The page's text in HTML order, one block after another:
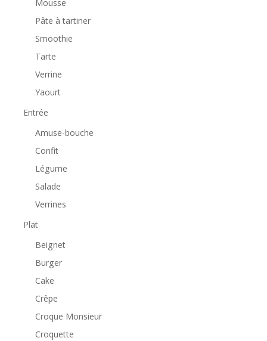
Mousse
Pâte à tartiner
Smoothie
Tarte
Verrine
Yaourt
Entrée
Amuse-bouche
Confit
Légume
Salade
Verrines
Plat
Beignet
Burger
Cake
Crêpe
Croque Monsieur
Croquette